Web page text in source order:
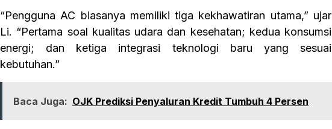
“Pengguna AC biasanya memiliki tiga kekhawatiran utama,” ujar
Li. “Pertama soal kualitas udara dan kesehatan; kedua konsumsi
energi; dan ketiga integrasi teknologi baru yang sesuai
kebutuhan.”
Baca Juga: OJK Prediksi Penyaluran Kredit Tumbuh 4 Persen